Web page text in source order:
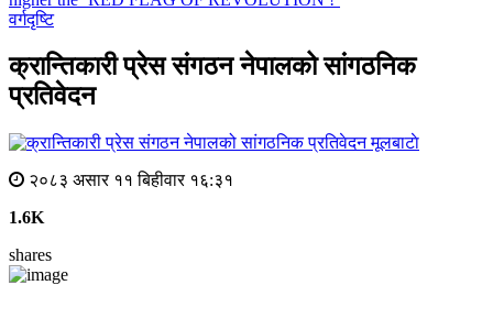
वर्गदृष्टि
क्रान्तिकारी प्रेस संगठन नेपालको सांगठनिक
प्रतिवेदन
मूलबाटाे
२०८३ असार ११ बिहीवार १६:३१
1.6K
shares